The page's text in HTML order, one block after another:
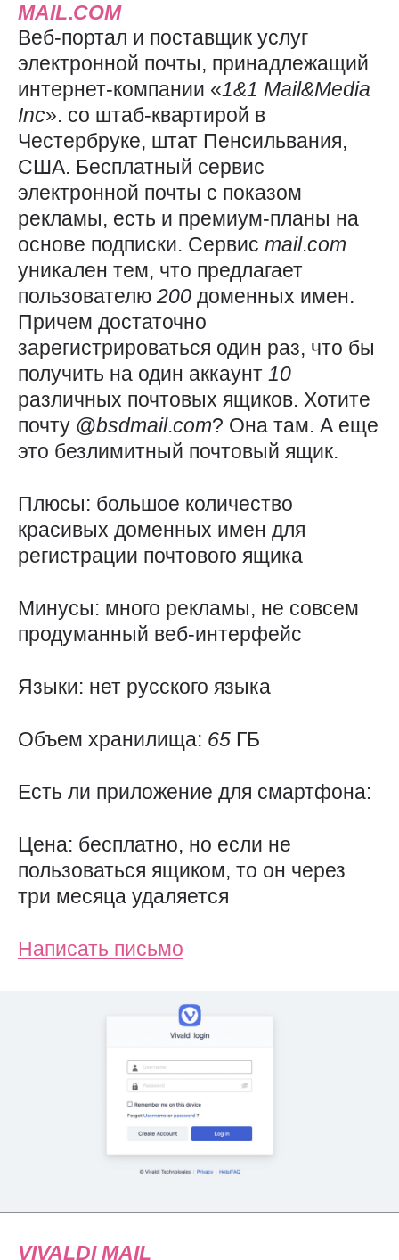
MAIL.COM
Веб-портал и поставщик услуг
электронной почты, принадлежащий
интернет-компании «1&1 Mail&Media
Inc». со штаб-квартирой в
Честербруке, штат Пенсильвания,
США. Бесплатный сервис
электронной почты с показом
рекламы, есть и премиум-планы на
основе подписки. Сервис mail.com
уникален тем, что предлагает
пользователю 200 доменных имен.
Причем достаточно
зарегистрироваться один раз, что бы
получить на один аккаунт 10
различных почтовых ящиков. Хотите
почту @bsdmail.com? Она там. А еще
это безлимитный почтовый ящик.
Плюсы: большое количество
красивых доменных имен для
регистрации почтового ящика
Минусы: много рекламы, не совсем
продуманный веб-интерфейс
Языки: нет русского языка
Объем хранилища: 65 ГБ
Есть ли приложение для смартфона:
Цена: бесплатно, но если не
пользоваться ящиком, то он через
три месяца удаляется
Написать письмо
VIVALDIMAIL